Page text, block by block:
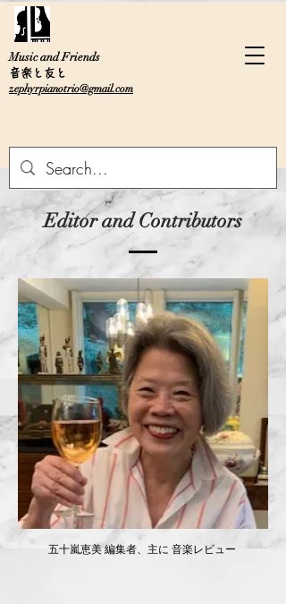
Music and Friends
音楽と友と
zephyrpianotrio@gmail.com
Editor and Contributors
​ 五十嵐恵美 ​編集者、主に 音楽レビュー ​ ​